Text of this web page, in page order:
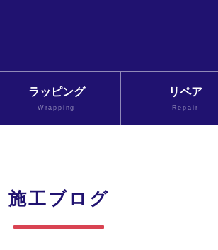
ラッピング
Wrapping
リペア
Repair
施工ブログ